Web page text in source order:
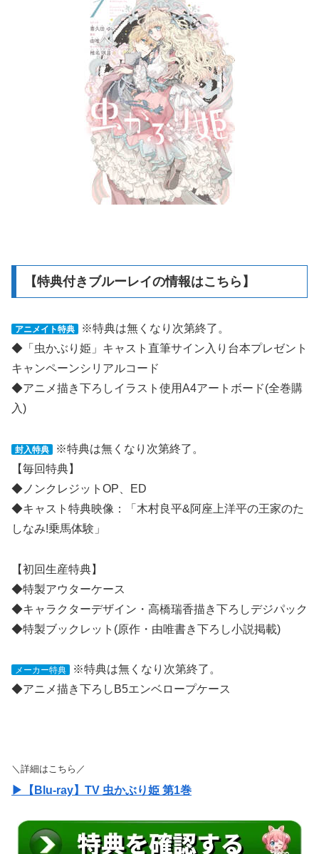
【特典付きブルーレイの情報はこちら】
アニメイト特典
※特典は無くなり次第終了。
◆「虫かぶり姫」キャスト直筆サイン入り台本プレゼント
キャンペーンシリアルコード
◆アニメ描き下ろしイラスト使用A4アートボード(全巻購
入)
封入特典
※特典は無くなり次第終了。
【毎回特典】
◆ノンクレジットOP、ED
◆キャスト特典映像：「木村良平&阿座上洋平の王家のた
しなみ!乗馬体験」
【初回生産特典】
◆特製アウターケース
◆キャラクターデザイン・高橋瑞香描き下ろしデジパック
◆特製ブックレット(原作・由唯書き下ろし小説掲載)
メーカー特典
※特典は無くなり次第終了。
◆アニメ描き下ろしB5エンベロープケース
＼詳細はこちら／
▶【Blu-ray】TV 虫かぶり姫 第1巻